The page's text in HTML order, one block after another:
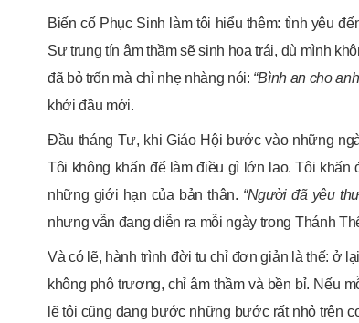
Biến cố Phục Sinh làm tôi hiểu thêm: tình yêu
Sự trung tín âm thầm sẽ sinh hoa trái, dù mình
đã bỏ trốn mà chỉ nhẹ nhàng nói: “Bình an cho
khởi đầu mới.
Đầu tháng Tư, khi Giáo Hội bước vào những
Tôi không khấn để làm điều gì lớn lao. Tôi
những giới hạn của bản thân. “Người đã yêu
nhưng vẫn đang diễn ra mỗi ngày trong Thánh
Và có lẽ, hành trình đời tu chỉ đơn giản là thế: ở
không phô trương, chỉ âm thầm và bền bỉ. Nếu
lẽ tôi cũng đang bước những bước rất nhỏ trên